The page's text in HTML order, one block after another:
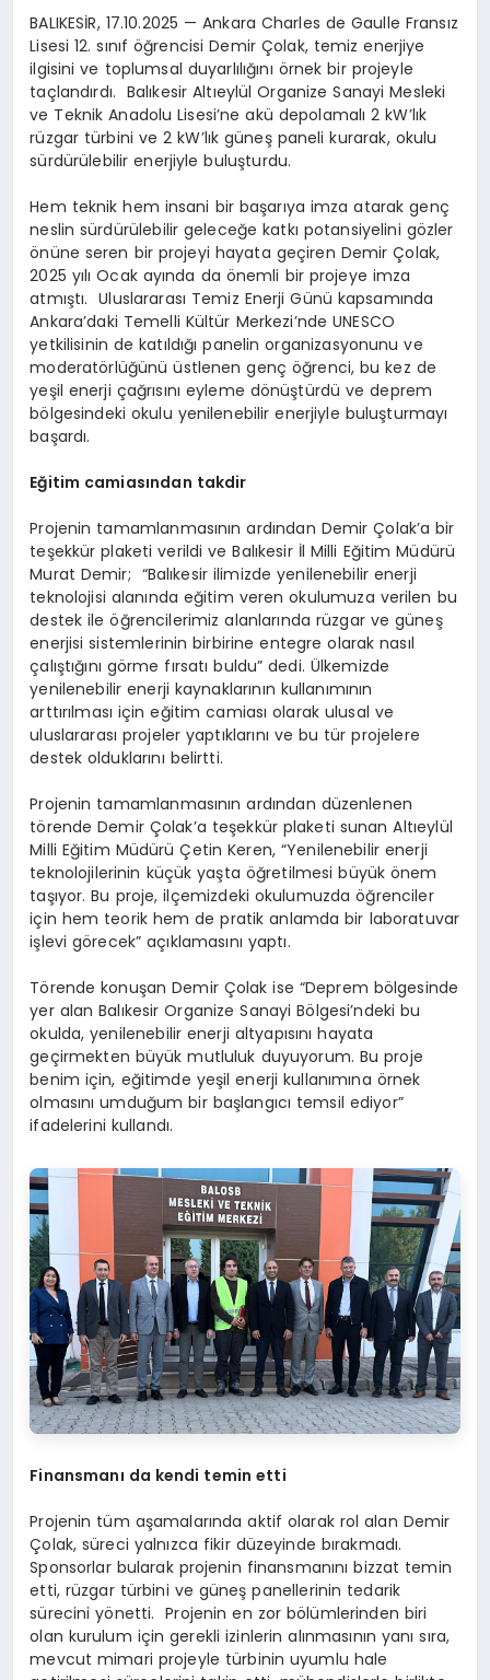
BALIKESİR, 17.10.2025 — Ankara Charles de Gaulle Fransız
Lisesi 12. sınıf öğrencisi Demir Çolak, temiz enerjiye
ilgisini ve toplumsal duyarlılığını örnek bir projeyle
taçlandırdı. Balıkesir Altıeylül Organize Sanayi Mesleki
ve Teknik Anadolu Lisesi’ne akü depolamalı 2 kW’lık
rüzgar türbini ve 2 kW’lık güneş paneli kurarak, okulu
sürdürülebilir enerjiyle buluşturdu.
Hem teknik hem insani bir başarıya imza atarak genç
neslin sürdürülebilir geleceğe katkı potansiyelini gözler
önüne seren bir projeyi hayata geçiren Demir Çolak,
2025 yılı Ocak ayında da önemli bir projeye imza
atmıştı. Uluslararası Temiz Enerji Günü kapsamında
Ankara’daki Temelli Kültür Merkezi’nde UNESCO
yetkilisinin de katıldığı panelin organizasyonunu ve
moderatörlüğünü üstlenen genç öğrenci, bu kez de
yeşil enerji çağrısını eyleme dönüştürdü ve deprem
bölgesindeki okulu yenilenebilir enerjiyle buluşturmayı
başardı.
Eğitim camiasından takdir
Projenin tamamlanmasının ardından Demir Çolak’a bir
teşekkür plaketi verildi ve Balıkesir İl Milli Eğitim Müdürü
Murat Demir; “Balıkesir ilimizde yenilenebilir enerji
teknolojisi alanında eğitim veren okulumuza verilen bu
destek ile öğrencilerimiz alanlarında rüzgar ve güneş
enerjisi sistemlerinin birbirine entegre olarak nasıl
çalıştığını görme fırsatı buldu” dedi. Ülkemizde
yenilenebilir enerji kaynaklarının kullanımının
arttırılması için eğitim camiası olarak ulusal ve
uluslararası projeler yaptıklarını ve bu tür projelere
destek olduklarını belirtti.
Projenin tamamlanmasının ardından düzenlenen
törende Demir Çolak’a teşekkür plaketi sunan Altıeylül
Milli Eğitim Müdürü Çetin Keren, “Yenilenebilir enerji
teknolojilerinin küçük yaşta öğretilmesi büyük önem
taşıyor. Bu proje, ilçemizdeki okulumuzda öğrenciler
için hem teorik hem de pratik anlamda bir laboratuvar
işlevi görecek” açıklamasını yaptı.
Törende konuşan Demir Çolak ise “Deprem bölgesinde
yer alan Balıkesir Organize Sanayi Bölgesi’ndeki bu
okulda, yenilenebilir enerji altyapısını hayata
geçirmekten büyük mutluluk duyuyorum. Bu proje
benim için, eğitimde yeşil enerji kullanımına örnek
olmasını umduğum bir başlangıcı temsil ediyor”
ifadelerini kullandı.
Finansmanı da kendi temin etti
Projenin tüm aşamalarında aktif olarak rol alan Demir
Çolak, süreci yalnızca fikir düzeyinde bırakmadı.
Sponsorlar bularak projenin finansmanını bizzat temin
etti, rüzgar türbini ve güneş panellerinin tedarik
sürecini yönetti. Projenin en zor bölümlerinden biri
olan kurulum için gerekli izinlerin alınmasının yanı sıra,
mevcut mimari projeyle türbinin uyumlu hale